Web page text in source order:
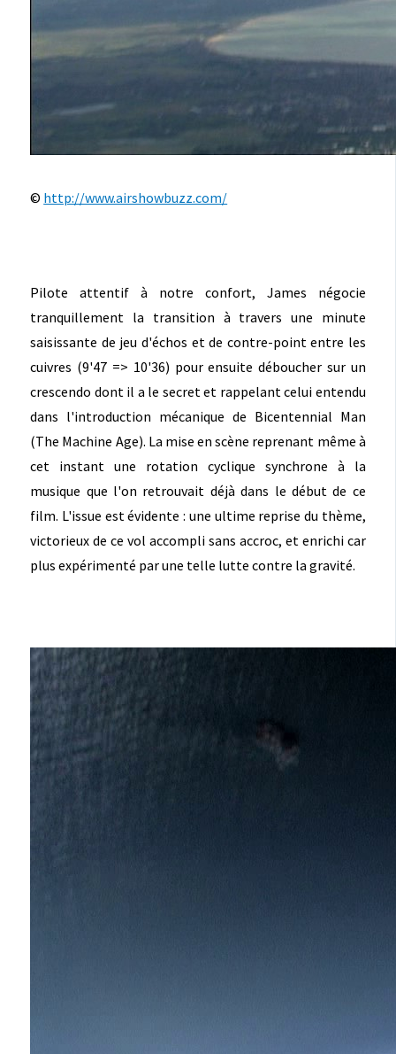
© http://www.airshowbuzz.com/
Pilote attentif à notre confort, James négocie
tranquillement la transition à travers une minute
saisissante de jeu d'échos et de contre-point entre les
cuivres (9'47 => 10'36) pour ensuite déboucher sur un
crescendo dont il a le secret et rappelant celui entendu
dans l'introduction mécanique de Bicentennial Man
(The Machine Age). La mise en scène reprenant même à
cet instant une rotation cyclique synchrone à la
musique que l'on retrouvait déjà dans le début de ce
film. L'issue est évidente : une ultime reprise du thème,
victorieux de ce vol accompli sans accroc, et enrichi car
plus expérimenté par une telle lutte contre la gravité.